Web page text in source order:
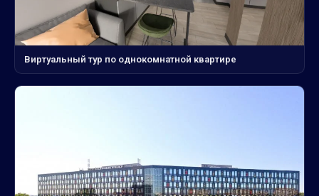
Виртуальный тур по однокомнатной квартире